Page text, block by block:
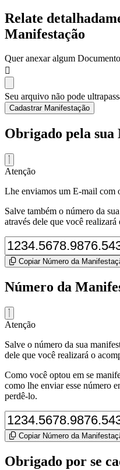
Relate
Manifestação
Quer anexar algum
Seu arquivo não pode
Cadastrar Manifestação
Obrigado pela sua
Atenção
Lhe enviamos um E-mail com
Salve também o número da
através dele que você
Copiar Número da
Número da
Atenção
Salve o número da sua
dele que você realizará o
Como você optou em se
como lhe enviar esse número
perdê-lo.
Copiar Número da
Obrigado por se